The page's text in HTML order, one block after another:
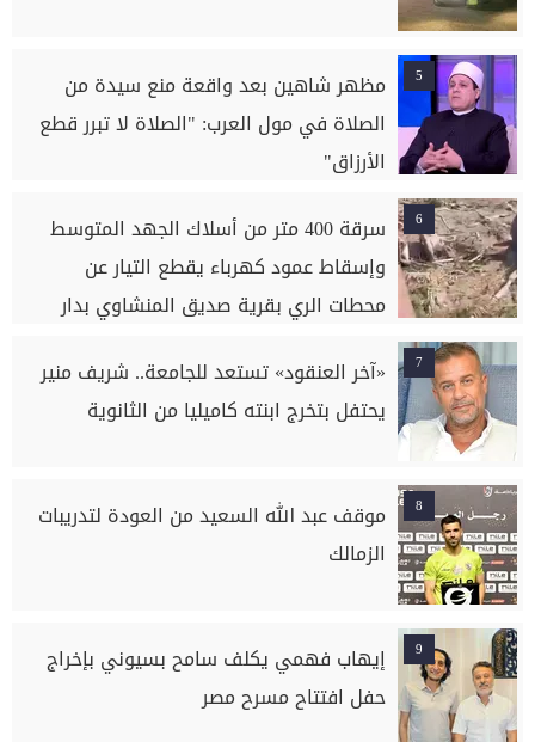
5
مظهر شاهين بعد واقعة منع سيدة من
الصلاة في مول العرب: "الصلاة لا تبرر قطع
الأرزاق"
6
سرقة 400 متر من أسلاك الجهد المتوسط
وإسقاط عمود كهرباء يقطع التيار عن
محطات الري بقرية صديق المنشاوي بدار
7
«آخر العنقود» تستعد للجامعة.. شريف منير
يحتفل بتخرج ابنته كاميليا من الثانوية
8
موقف عبد الله السعيد من العودة لتدريبات
الزمالك
9
إيهاب فهمي يكلف سامح بسيوني بإخراج
حفل افتتاح مسرح مصر